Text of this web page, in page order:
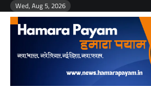
Skip
content
Wed, Aug 5, 2026